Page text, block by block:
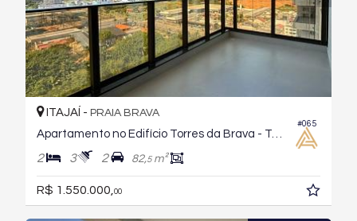
#065
ITAJAÍ - PRAIA BRAVA
2 3 2 82,5m²
R$ 1.550.000, 00